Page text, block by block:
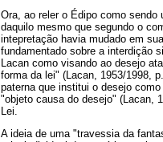
Ora, ao reler o Édipo como sendo
daquilo mesmo que segundo o
intepretação havia mudado em
fundamentado sobre a interdição
Lacan como visando ao desejo
forma da lei" (Lacan, 1953/1998,
paterna que institui o desejo
"objeto causa do desejo" (Lacan,
Lei.
A ideia de uma "travessia da